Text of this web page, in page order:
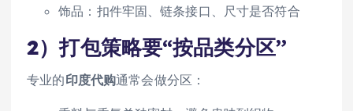
饰品：扣件牢固、链条接口、尺寸是否符合
2）打包策略要“按品类分区”
专业的印度代购通常会做分区：